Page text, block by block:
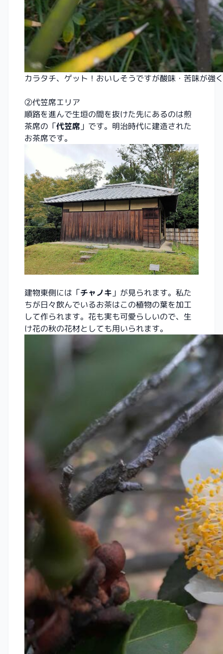
カラタチ、ゲット！おいしそうですが酸味・苦味が強
②代笠席エリア
順路を進んで生垣の間を抜けた先にあるのは煎
茶席の「代笠席 」です。明治時代に建造された
お茶席です。
建物東側には「チャノキ 」が見られます。私た
ちが日々飲んでいるお茶はこの植物の葉を加工
して作られます。花も実も可愛らしいので、生
け花の秋の花材としても用いられます。